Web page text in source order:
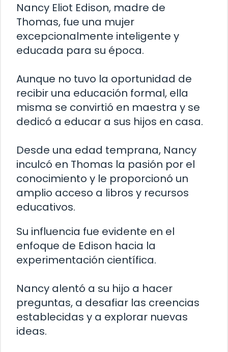
Nancy Eliot Edison, madre de
Thomas, fue una mujer
excepcionalmente inteligente y
educada para su época.
Aunque no tuvo la oportunidad de
recibir una educación formal, ella
misma se convirtió en maestra y se
dedicó a educar a sus hijos en casa.
Desde una edad temprana, Nancy
inculcó en Thomas la pasión por el
conocimiento y le proporcionó un
amplio acceso a libros y recursos
educativos.
Su influencia fue evidente en el
enfoque de Edison hacia la
experimentación científica.
Nancy alentó a su hijo a hacer
preguntas, a desafiar las creencias
establecidas y a explorar nuevas
ideas.